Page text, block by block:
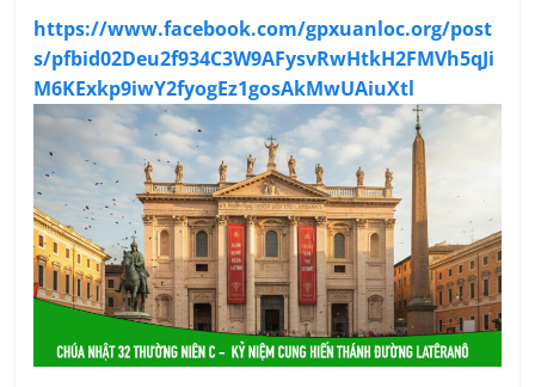
https://www.facebook.com/gpxuanloc.org/post
s/pfbid02Deu2f934C3W9AFysvRwHtkH2FMVh5qJi
M6KExkp9iwY2fyogEz1gosAkMwUAiuXtl